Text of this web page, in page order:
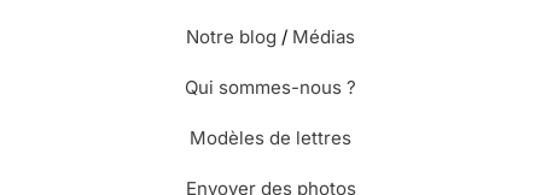
Notre blog / Médias
Qui sommes-nous ?
Modèles de lettres
Envoyer des photos